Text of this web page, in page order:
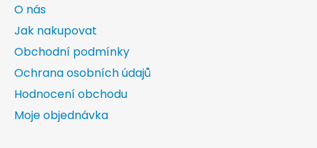
O nás
Jak nakupovat
Obchodní podmínky
Ochrana osobních údajů
Hodnocení obchodu
Moje objednávka